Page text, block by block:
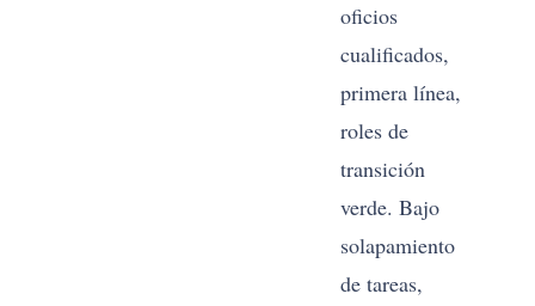
oficios
cualificados,
primera línea,
roles de
transición
verde. Bajo
solapamiento
de tareas,